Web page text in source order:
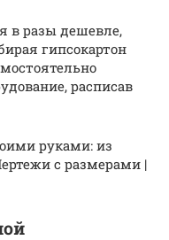
в разы дешевле,
гипсокартон
расписав
руками: из
с размерами |